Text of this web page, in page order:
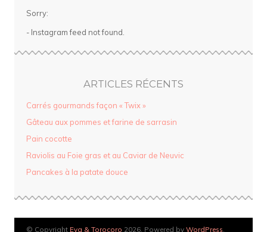
Sorry:
- Instagram feed not found.
ARTICLES RÉCENTS
Carrés gourmands façon « Twix »
Gâteau aux pommes et farine de sarrasin
Pain cocotte
Raviolis au Foie gras et au Caviar de Neuvic
Pancakes à la patate douce
© Copyright Eva & Torocoro 2026. Powered by WordPress